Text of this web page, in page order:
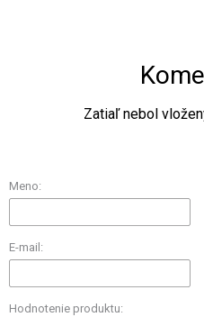
Zatiaľ nebol
Meno:
E-mail:
Hodnotenie produktu: